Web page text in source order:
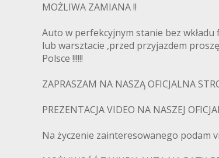
MOŻLIWA ZAMIANA !!
Auto w perfekcyjnym stanie bez
lub warsztacie ,przed przyjazdem
Polsce !!!!!!
ZAPRASZAM NA NASZĄ OFICJALNA
PREZENTACJA VIDEO NA NASZEJ
Na życzenie zainteresowanego podam